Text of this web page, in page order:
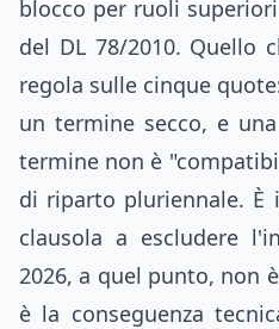
blocco per ruoli
del DL 78/2010. Quello
regola sulle cinque
un termine secco, e
termine non è
di riparto pluriennale. È
clausola a escludere
2026, a quel punto, non
è la conseguenza